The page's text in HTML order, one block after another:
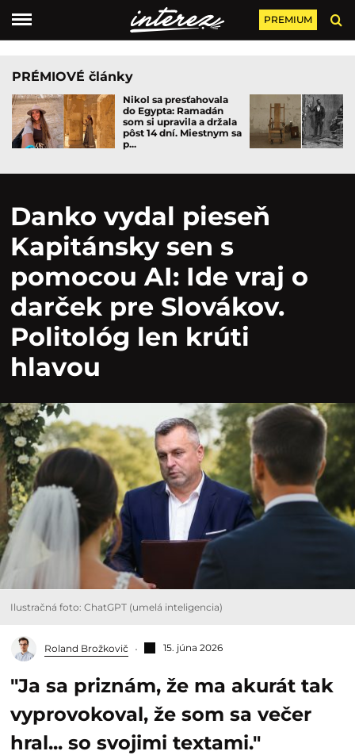
PREMIUM
PRÉMIOVÉ články
Nikol sa presťahovala
do Egypta: Ramadán
som si upravila a držala
pôst 14 dní. Miestnym sa
p...
Danko vydal pieseň
Kapitánsky sen s
pomocou AI: Ide vraj o
darček pre Slovákov.
Politológ len krúti
hlavou
Ilustračná foto: ChatGPT (umelá inteligencia)
Roland Brožkovič 15. júna 2026
"Ja sa priznám, že ma akurát tak
vyprovokoval, že som sa večer
hral... so svojimi textami."